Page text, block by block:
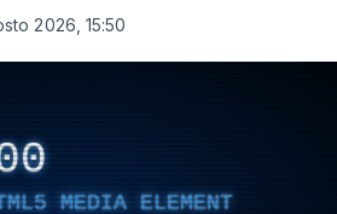
atualizado 7 Agosto 2026, 14:25
também trabalhou para o
diretor financeiro da PJ
2026, 15:50
MEDIA ELEMENT